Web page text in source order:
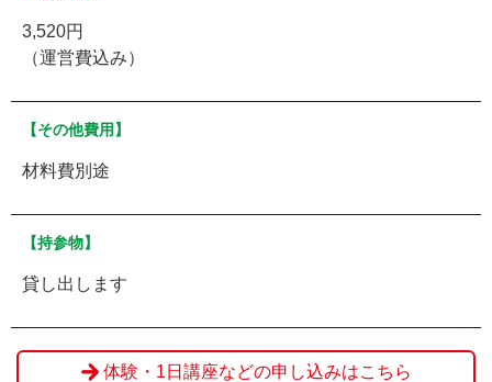
3,520円
（運営費込み）
【その他費用】
材料費別途
【持参物】
貸し出します
体験・1日講座などの申し込みはこちら